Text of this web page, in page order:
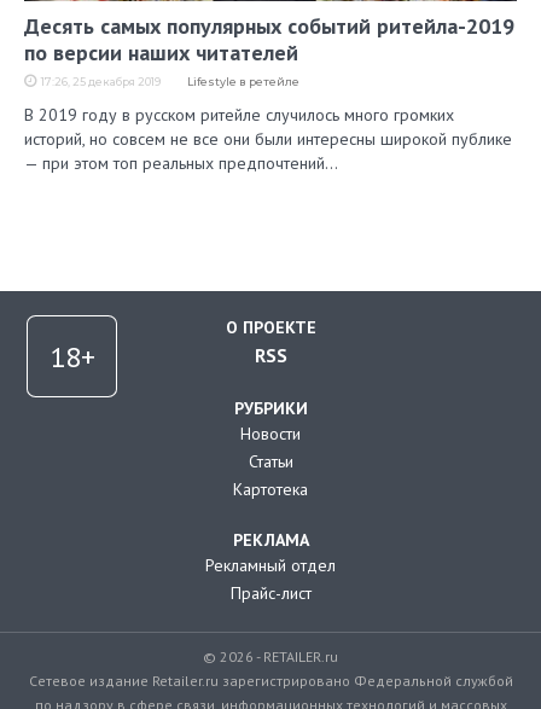
Десять самых популярных событий ритейла-2019
по версии наших читателей
17:26, 25 декабря 2019 Lifestyle в ретейле
В 2019 году в русском ритейле случилось много громких
историй, но совсем не все они были интересны широкой публике
— при этом топ реальных предпочтений…
О ПРОЕКТЕ
RSS
РУБРИКИ
Новости
Статьи
Картотека
РЕКЛАМА
Рекламный отдел
Прайс-лист
© 2026 - RETAILER.ru
Сетевое издание Retailer.ru зарегистрировано Федеральной службой
по надзору в сфере связи, информационных технологий и массовых